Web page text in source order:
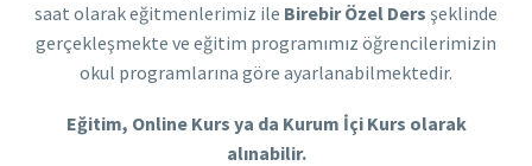
saat olarak eğitmenlerimiz ile Birebir Özel Ders şeklinde
gerçekleşmekte ve eğitim programımız öğrencilerimizin
okul programlarına göre ayarlanabilmektedir.
Eğitim, Online Kurs ya da Kurum İçi Kurs olarak
alınabilir.